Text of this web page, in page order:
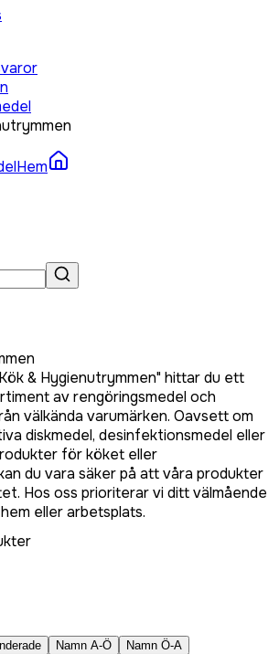
Hem
& Hygienutrymmen" hittar du ett
av rengöringsmedel och
välkända varumärken. Oavsett om
diskmedel, desinfektionsmedel eller
för köket eller
du vara säker på att våra produkter
Hos oss prioriterar vi ditt välmående
eller arbetsplats.
Namn A-Ö Namn Ö-A